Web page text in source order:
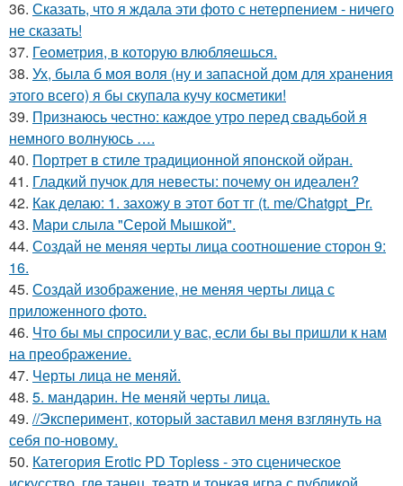
36. Сказать, что я ждала эти фото с нетерпением - ничего
не сказать!
37. Геометрия, в которую влюбляешься.
38. Ух, была б моя воля (ну и запасной дом для хранения
этого всего) я бы скупала кучу косметики!
39. Признаюсь честно: каждое утро перед свадьбой я
немного волнуюсь ….
40. Портрет в стиле традиционной японской ойран.
41. Гладкий пучок для невесты: почему он идеален?
42. Как делаю: 1. захожу в этот бот тг (t. me/Chatgpt_Pr.
43. Мари слыла "Серой Мышкой".
44. Создай не меняя черты лица соотношение сторон 9:
16.
45. Создай изображение, не меняя черты лица с
приложенного фото.
46. Что бы мы спросили у вас, если бы вы пришли к нам
на преображение.
47. Черты лица не меняй.
48. 5. мандарин. Не меняй черты лица.
49. //Эксперимент, который заставил меня взглянуть на
себя по-новому.
50. Категория Erotic PD Topless - это сценическое